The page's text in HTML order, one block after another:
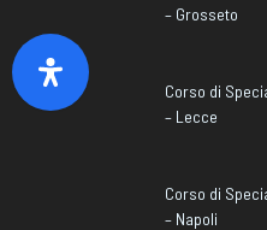
– Grosseto
Corso di
– Lecce
Corso di
– Napoli